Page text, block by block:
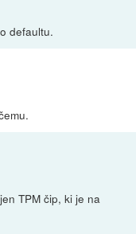
defaultu.
TPM čip, ki je na